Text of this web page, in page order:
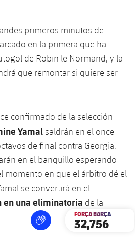
primeros minutos de
en la primera que ha
de Robin le Normand, y la
que remontar si quiere ser
confirmado de la selección
Yamal saldrán en el once
de final contra Georgia.
en el banquillo esperando
momento en que el árbitro dé el
se convertirá en el
en una eliminatoria de la
Força Barça
label.aria.forcabarca
FORÇA BARÇA
label.aria.fire
32,756